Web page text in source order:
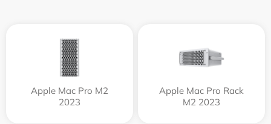
Apple Mac Pro M2
2023
Apple Mac Pro Rack
M2 2023